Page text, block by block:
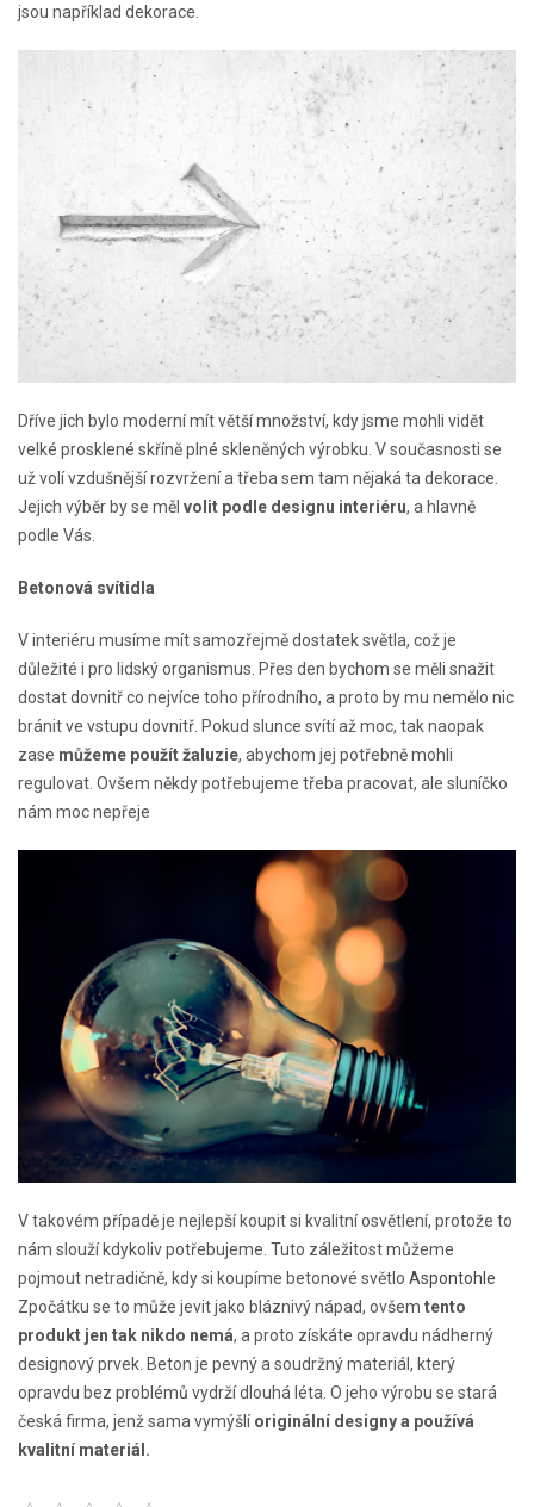
jsou například dekorace.
Dříve jich bylo moderní mít větší množství, kdy jsme mohli vidět
velké prosklené skříně plné skleněných výrobku. V současnosti se
už volí vzdušnější rozvržení a třeba sem tam nějaká ta dekorace.
Jejich výběr by se měl volit podle designu interiéru, a hlavně
podle Vás.
Betonová svítidla
V interiéru musíme mít samozřejmě dostatek světla, což je
důležité i pro lidský organismus. Přes den bychom se měli snažit
dostat dovnitř co nejvíce toho přírodního, a proto by mu nemělo nic
bránit ve vstupu dovnitř. Pokud slunce svítí až moc, tak naopak
zase můžeme použít žaluzie, abychom jej potřebně mohli
regulovat. Ovšem někdy potřebujeme třeba pracovat, ale sluníčko
nám moc nepřeje
V takovém případě je nejlepší koupit si kvalitní osvětlení, protože to
nám slouží kdykoliv potřebujeme. Tuto záležitost můžeme
pojmout netradičně, kdy si koupíme betonové světlo Aspontohle
Zpočátku se to může jevit jako bláznivý nápad, ovšem tento
produkt jen tak nikdo nemá, a proto získáte opravdu nádherný
designový prvek. Beton je pevný a soudržný materiál, který
opravdu bez problémů vydrží dlouhá léta. O jeho výrobu se stará
česká firma, jenž sama vymýšlíoriginální designy a používá
kvalitní materiál.